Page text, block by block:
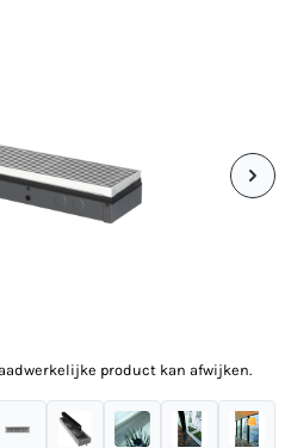
product kan afwijken.